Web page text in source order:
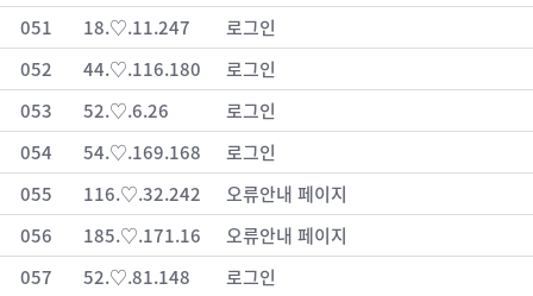
051
18.♡.11.247
로그인
052
44.♡.116.180
로그인
053
52.♡.6.26
로그인
054
54.♡.169.168
로그인
055
116.♡.32.242
오류안내 페이지
056
185.♡.171.16
오류안내 페이지
057
52.♡.81.148
로그인